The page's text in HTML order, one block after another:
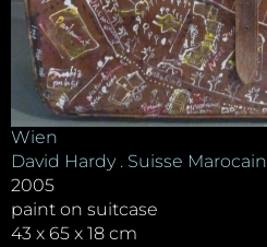
Wien
David Hardy . Suisse Marocain
2005
paint on suitcase
43 x 65 x 18 cm